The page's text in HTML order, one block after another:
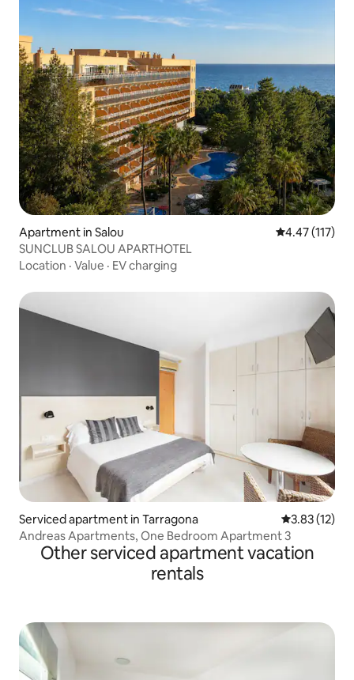
Apartment in Salou 4.47 out of 5
4.47 (117)
SUNCLUB SALOU APARTHOTEL
Location · Value · EV charging
Serviced apartment in Tarragona 3.83 out of 5
3.83 (12)
Andreas Apartments, One Bedroom Apartment 3
Other serviced apartment vacation
rentals